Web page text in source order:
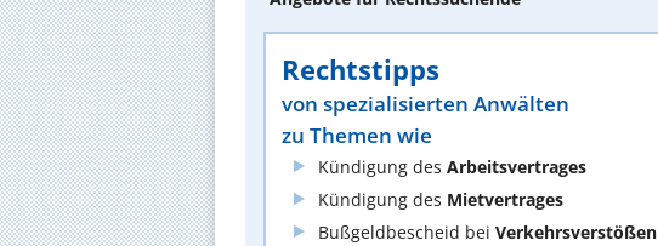
Rechtstipps
von spezialisierten Anwälten
zu Themen wie
Kündigung des Arbeitsvertrages
Kündigung des Mietvertrages
Bußgeldbescheid bei Verkehrsverstößen